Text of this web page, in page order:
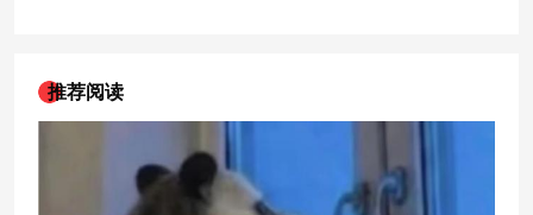
推荐阅读